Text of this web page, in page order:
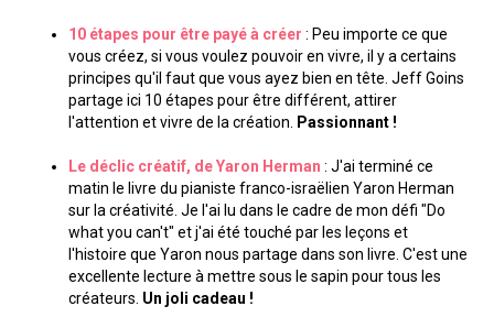
10 étapes pour être payé à créer: Peu importe ce que
vous créez, si vous voulez pouvoir en vivre, il y a certains
principes qu'il faut que vous ayez bien en tête. Jeff Goins
partage ici 10 étapes pour être différent, attirer
l'attention et vivre de la création.
Passionnant !
Le déclic créatif, de Yaron Herman: J'ai terminé ce
matin le livre du pianiste franco-israëlien Yaron Herman
sur la créativité. Je l'ai lu dans le cadre de mon défi "Do
what you can't" et j'ai été touché par les leçons et
l'histoire que Yaron nous partage dans son livre. C'est une
excellente lecture à mettre sous le sapin pour tous les
créateurs. Un joli cadeau !